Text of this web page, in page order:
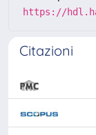
https://
Citazioni